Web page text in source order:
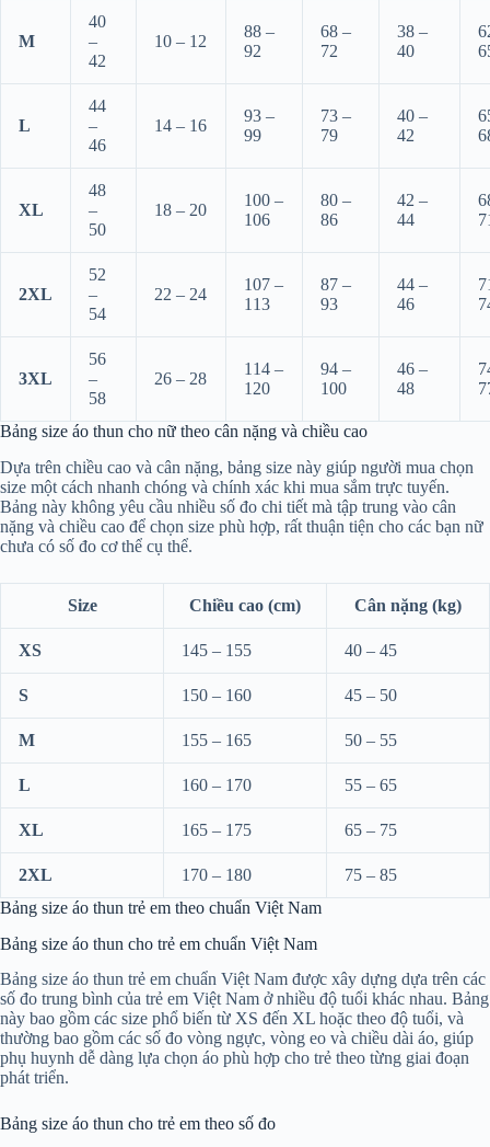
M
40
–
42
10 – 12
88 –
92
68 –
72
38 –
40
L
44
–
46
14 – 16
93 –
99
73 –
79
40 –
42
XL
48
–
50
18 – 20
100 –
106
80 –
86
42 –
44
2XL
52
–
54
22 – 24
107 –
113
87 –
93
44 –
46
3XL
56
–
58
26 – 28
114 –
120
94 –
100
46 –
48
Bảng size áo thun cho nữ theo cân nặng và chiều cao
Dựa trên chiều cao và cân nặng, bảng size này giúp người mua chọn
size một cách nhanh chóng và chính xác khi mua sắm trực tuyến.
Bảng này không yêu cầu nhiều số đo chi tiết mà tập trung vào cân
nặng và chiều cao để chọn size phù hợp, rất thuận tiện cho các bạn nữ
chưa có số đo cơ thể cụ thể.
Size Chiều cao (cm) Cân nặng (kg)
XS 145 – 155 40 – 45
S 150 – 160 45 – 50
M 155 – 165 50 – 55
L 160 – 170 55 – 65
XL 165 – 175 65 – 75
2XL 170 – 180
75 – 85
Bảng size áo thun trẻ em theo chuẩn Việt Nam
Bảng size áo thun cho trẻ em chuẩn Việt Nam
Bảng size áo thun trẻ em chuẩn Việt Nam được xây dựng dựa trên các
số đo trung bình của trẻ em Việt Nam ở nhiều độ tuổi khác nhau. Bảng
này bao gồm các size phổ biến từ XS đến XL hoặc theo độ tuổi, và
thường bao gồm các số đo vòng ngực, vòng eo và chiều dài áo, giúp
phụ huynh dễ dàng lựa chọn áo phù hợp cho trẻ theo từng giai đoạn
phát triển.
Bảng size áo thun cho trẻ em theo số đo